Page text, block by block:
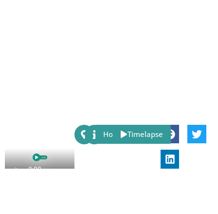
Share:
Host Timelapse